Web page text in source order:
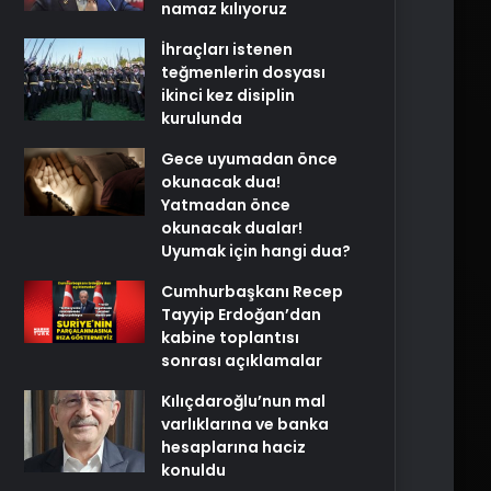
namaz kılıyoruz
İhraçları istenen
teğmenlerin dosyası
ikinci kez disiplin
kurulunda
Gece uyumadan önce
okunacak dua!
Yatmadan önce
okunacak dualar!
Uyumak için hangi dua?
Cumhurbaşkanı Recep
Tayyip Erdoğan’dan
kabine toplantısı
sonrası açıklamalar
Kılıçdaroğlu’nun mal
varlıklarına ve banka
hesaplarına haciz
konuldu